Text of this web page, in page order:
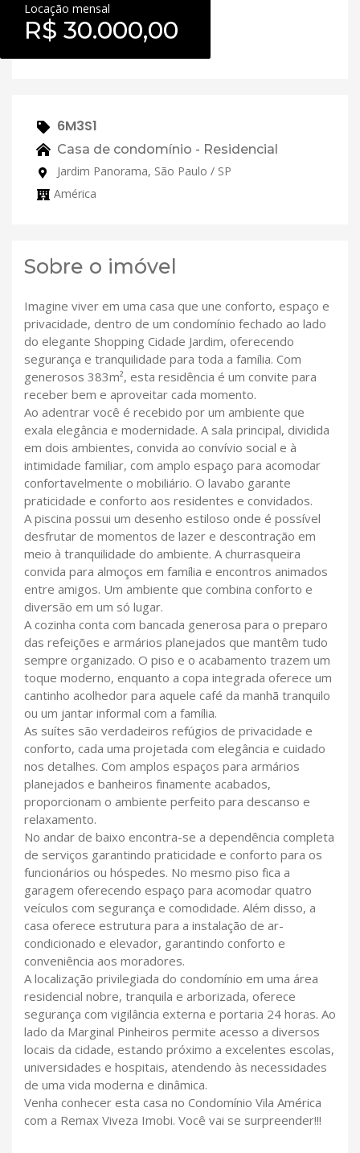
Locação mensal
R$ 30.000,00
6M3S1
Casa de condomínio - Residencial
Jardim Panorama, São Paulo / SP
América
Sobre o imóvel
Imagine viver em uma casa que une conforto, espaço e
privacidade, dentro de um condomínio fechado ao lado
do elegante Shopping Cidade Jardim, oferecendo
segurança e tranquilidade para toda a família. Com
generosos 383m², esta residência é um convite para
receber bem e aproveitar cada momento.
Ao adentrar você é recebido por um ambiente que
exala elegância e modernidade. A sala principal, dividida
em dois ambientes, convida ao convívio social e à
intimidade familiar, com amplo espaço para acomodar
confortavelmente o mobiliário. O lavabo garante
praticidade e conforto aos residentes e convidados.
A piscina possui um desenho estiloso onde é possível
desfrutar de momentos de lazer e descontração em
meio à tranquilidade do ambiente. A churrasqueira
convida para almoços em família e encontros animados
entre amigos. Um ambiente que combina conforto e
diversão em um só lugar.
A cozinha conta com bancada generosa para o preparo
das refeições e armários planejados que mantêm tudo
sempre organizado. O piso e o acabamento trazem um
toque moderno, enquanto a copa integrada oferece um
cantinho acolhedor para aquele café da manhã tranquilo
ou um jantar informal com a família.
As suítes são verdadeiros refúgios de privacidade e
conforto, cada uma projetada com elegância e cuidado
nos detalhes. Com amplos espaços para armários
planejados e banheiros finamente acabados,
proporcionam o ambiente perfeito para descanso e
relaxamento.
No andar de baixo encontra-se a dependência completa
de serviços garantindo praticidade e conforto para os
funcionários ou hóspedes. No mesmo piso fica a
garagem oferecendo espaço para acomodar quatro
veículos com segurança e comodidade. Além disso, a
casa oferece estrutura para a instalação de ar-
condicionado e elevador, garantindo conforto e
conveniência aos moradores.
A localização privilegiada do condomínio em uma área
residencial nobre, tranquila e arborizada, oferece
segurança com vigilância externa e portaria 24 horas. Ao
lado da Marginal Pinheiros permite acesso a diversos
locais da cidade, estando próximo a excelentes escolas,
universidades e hospitais, atendendo às necessidades
de uma vida moderna e dinâmica.
Venha conhecer esta casa no Condomínio Vila América
com a Remax Viveza Imobi. Você vai se surpreender!!!